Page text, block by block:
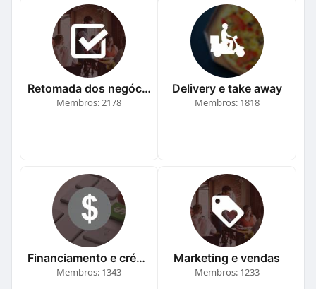
Retomada dos negócios
Membros: 2178
Delivery e take away
Membros: 1818
Financiamento e crédito
Membros: 1343
Marketing e vendas
Membros: 1233